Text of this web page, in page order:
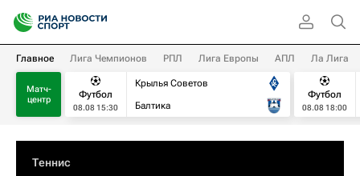
Главное Лига Чемпионов РПЛ Лига Европы АПЛ Ла Лига
Матч-
центр
Футбол
08.08 15:30
Крылья Советов
Балтика
Футбол
08.08 18:00
Теннис